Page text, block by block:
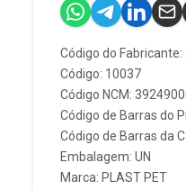
Código do Fabricante:
Código: 10037
Código NCM:
Código de Barras do
Código de Barras da
Embalagem: UN
Marca: PLAST PET